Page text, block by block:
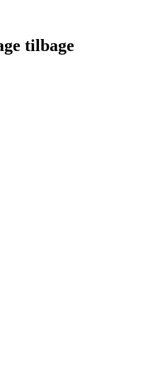
tilbage